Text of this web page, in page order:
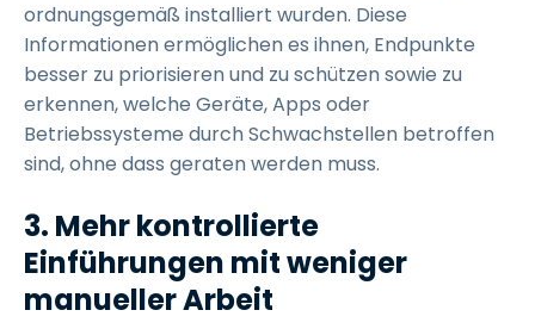
ordnungsgemäß installiert wurden. Diese
Informationen ermöglichen es ihnen, Endpunkte
besser zu priorisieren und zu schützen sowie zu
erkennen, welche Geräte, Apps oder
Betriebssysteme durch Schwachstellen betroffen
sind, ohne dass geraten werden muss.
3. Mehr kontrollierte
Einführungen mit weniger
manueller Arbeit